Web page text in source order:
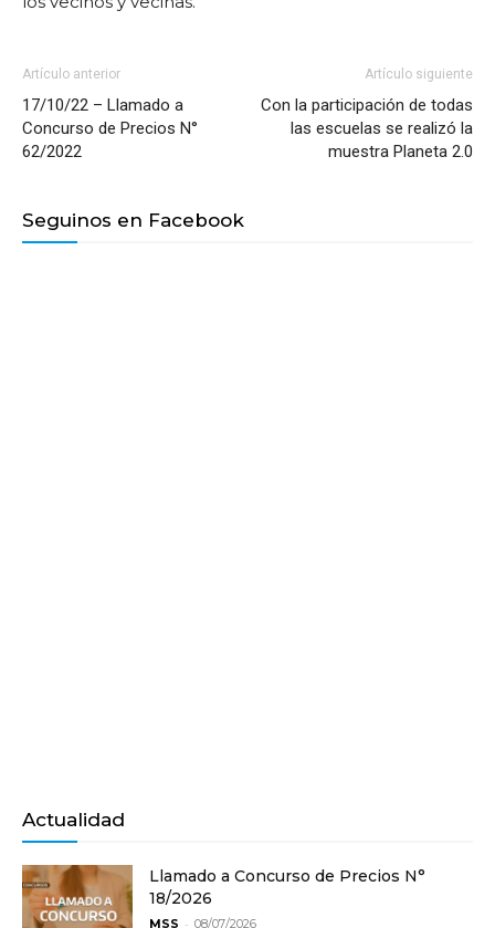
Artículo anterior
17/10/22 – Llamado a
Concurso de Precios N°
62/2022
Artículo siguiente
Con la participación de todas
las escuelas se realizó la
muestra Planeta 2.0
Seguinos en Facebook
Actualidad
Llamado a Concurso de Precios N°
18/2026
MSS - 08/07/2026